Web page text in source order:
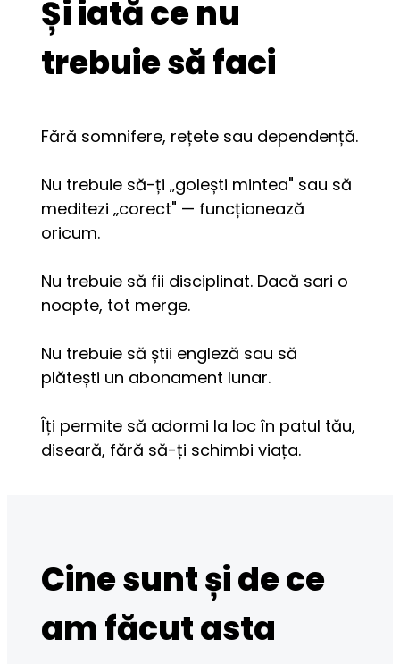
Și iată ce nu
trebuie să faci
Fără somnifere, rețete sau dependență.
Nu trebuie să-ți „golești mintea" sau să
meditezi „corect" — funcționează
oricum.
Nu trebuie să fii disciplinat. Dacă sari o
noapte, tot merge.
Nu trebuie să știi engleză sau să
plătești un abonament lunar.
Îți permite să adormi la loc în patul tău,
diseară, fără să-ți schimbi viața.
Cine sunt și de ce
am făcut asta